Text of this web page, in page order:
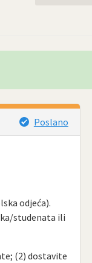
Poslano
odjeća).
studenata ili
(2) dostavite